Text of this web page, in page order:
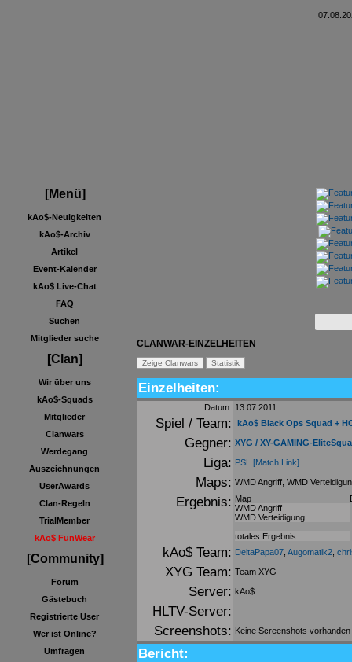
[Menü]
kAo$-Neuigkeiten
kAo$-Archiv
Artikel
Event-Kalender
kAo$ Live-Chat
FAQ
Suchen
Mitglieder suche
[Clan]
Wir über uns
kAo$-Squads
Mitglieder
Clanwars
Werdegang
Auszeichnungen
UserAwards
Clan-Regeln
TrialMember
kAo$ FunWear
[Community]
Forum
Gästebuch
Registrierte User
Wer ist Online?
Umfragen
CLANWAR-EINZELHEITEN
Einzelheiten:
Datum: 13.07.2011
Spiel / Team: kAo$ Black Ops Squad +
Gegner: XYG / XY-GAMING-
Liga: PSL [Match Link]
Maps: WMD Angriff, WMD
Ergebnis: Map
WMD Angriff
WMD Verteidigung
totales Ergebnis
kAo$ Team: DeltaPapa07 Augomatik2
XYG Team: Team XYG
Server: kAo$
HLTV-Server:
Screenshots: Keine Screenshots vorhanden
Bericht: